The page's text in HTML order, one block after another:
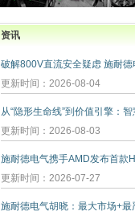
资讯
更新时间：2026-08-04
更新时间：2026-08-03
施耐德电气携手AMD发布首款
更新时间：2026-07-27